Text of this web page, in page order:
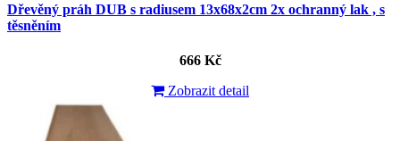
Dřevěný práh DUB s radiusem 13x68x2cm 2x ochranný lak , s
těsněním
666 Kč
Zobrazit detail